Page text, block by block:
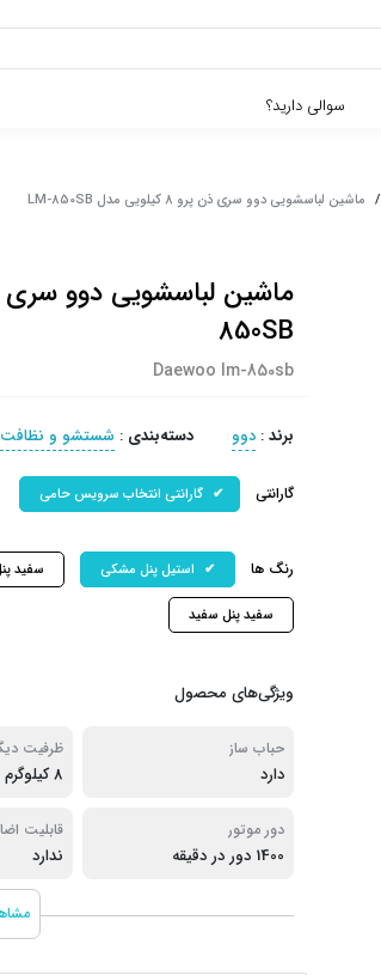
سوالی دارید؟
/ ماشین لباسشویی دوو سری ذن پرو 8 کیلویی مدل LM-850SB
850SB
Daewoo lm-850sb
برند: دوو دسته‌بندی : شستشو و نظافت
گارانتی گارانتی انتخاب سرویس حامی
رنگ ها استیل پنل مشکی سفید
سفید پنل سفید
ویژگی‌های محصول
حباب ساز
دارد
ظرفیت
8 کیلوگرم
دور موتور
1400 دور در دقیقه
قابلیت
کار
ندارد